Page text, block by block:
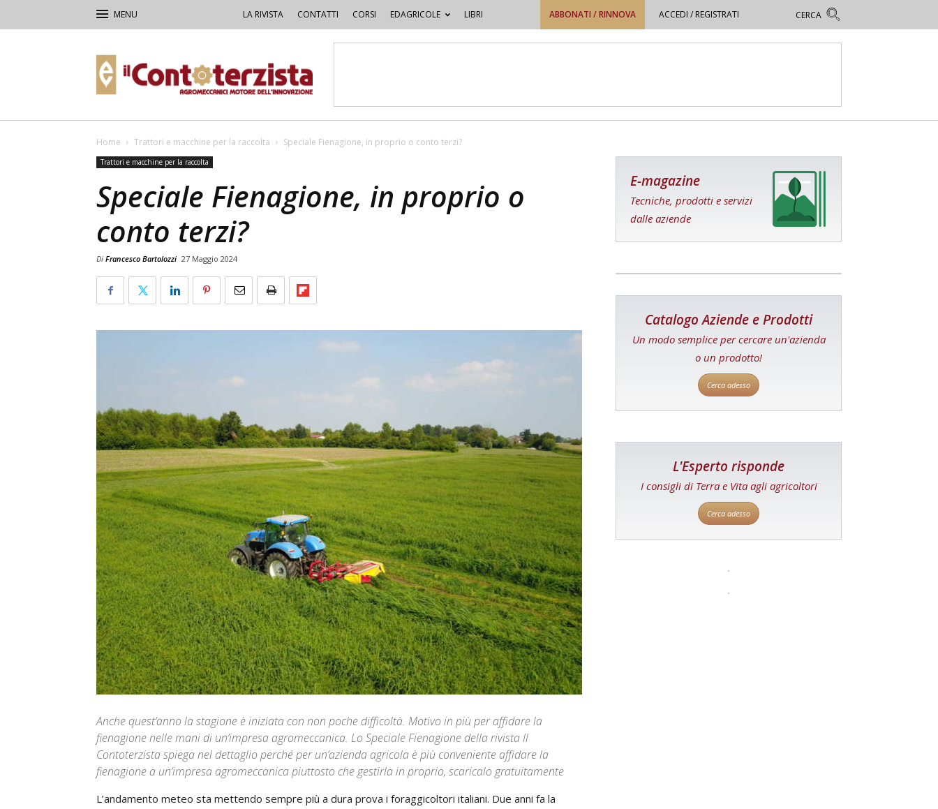
LA RIVISTA CONTATTI CORSI EDAGRICOLE LIBRI ABBONATI / RINNOVA ACCEDI / REGISTRATI
Contoterzista
Home Trattori e macchine per la raccolta Speciale Fienagione, in proprio o conto terzi?
Trattori e macchine per la raccolta
Speciale Fienagione, in proprio o
conto terzi?
Di Francesco Bartolozzi 27 Maggio 2024
Anche quest’anno la stagione è iniziata con non poche difficoltà. Motivo in più per affidare la
fienagione nelle mani di un’impresa agromeccanica. Lo Speciale Fienagione della rivista Il
Contoterzista spiega nel dettaglio perché per un’azienda agricola è più conveniente affidare la
fienagione a un’impresa agromeccanica piuttosto che gestirla in proprio, scaricalo gratuitamente
L’andamento meteo sta mettendo sempre più a dura prova i foraggicoltori italiani. Due anni fa la
E-magazine
Tecniche, prodotti e servizi
dalle aziende
Catalogo Aziende e Prodotti
Un modo semplice per cercare un'azienda
o un prodotto!
Cerca adesso
L'Esperto risponde
I consigli di Terra e Vita agli agricoltori
Cerca adesso